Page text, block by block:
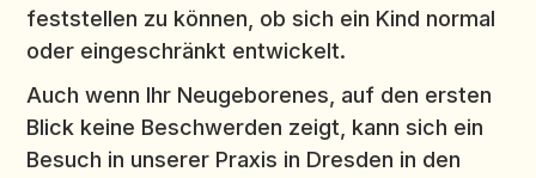
feststellen zu können, ob sich ein Kind normal
oder eingeschränkt entwickelt.
Auch wenn Ihr Neugeborenes, auf den ersten
Blick keine Beschwerden zeigt, kann sich ein
Besuch in unserer Praxis in Dresden in den